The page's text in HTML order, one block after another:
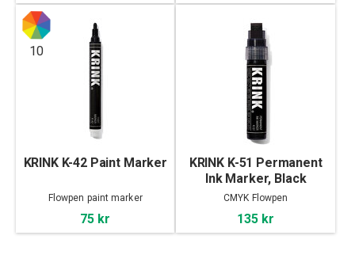
10
KRINK K-42 Paint Marker
Flowpen paint marker
75 kr
KRINK K-51 Permanent
Ink Marker, Black
CMYK Flowpen
135 kr